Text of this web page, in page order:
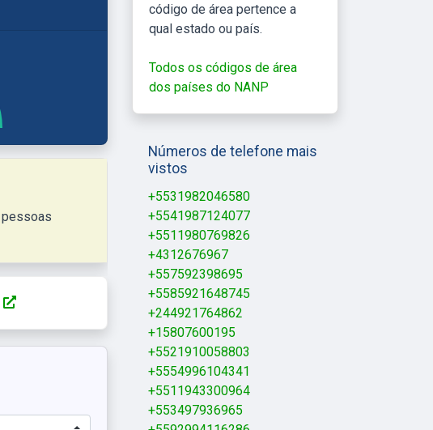
código de área pertence a
qual estado ou país.
Todos os códigos de área
dos países do NANP
Números de telefone mais
vistos
+5531982046580
+5541987124077
+5511980769826
+4312676967
+557592398695
+5585921648745
+244921764862
+15807600195
+5521910058803
+5554996104341
+5511943300964
+553497936965